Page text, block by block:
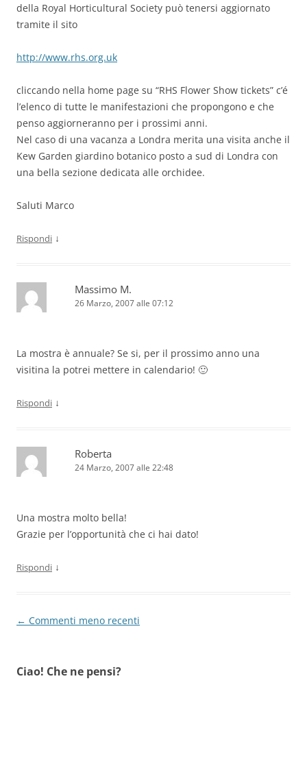
della Royal Horticultural Society può tenersi aggiornato
tramite il sito
http://www.rhs.org.uk
cliccando nella home page su “RHS Flower Show tickets” c’é
l’elenco di tutte le manifestazioni che propongono e che
penso aggiorneranno per i prossimi anni.
Nel caso di una vacanza a Londra merita una visita anche il
Kew Garden giardino botanico posto a sud di Londra con
una bella sezione dedicata alle orchidee.
Saluti Marco
Rispondi ↓
Massimo M.
26 Marzo, 2007 alle 07:12
La mostra è annuale? Se si, per il prossimo anno una
visitina la potrei mettere in calendario! 🙂
Rispondi ↓
Roberta
24 Marzo, 2007 alle 22:48
Una mostra molto bella!
Grazie per l’opportunità che ci hai dato!
Rispondi ↓
Navigazione
← Commenti meno recenti
Ciao! Che ne pensi?